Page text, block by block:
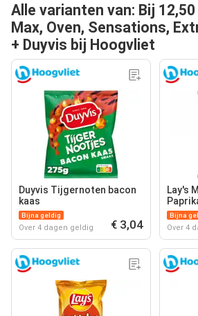
Alle varianten van: Bij
Max, Oven, Sensations,
+ Duyvis bij Hoogvliet
Duyvis Tijgernoten bacon
kaas
Bijna geldig
Over 4 dagen geldig € 3,04
Lay's
Bijna
Over 4